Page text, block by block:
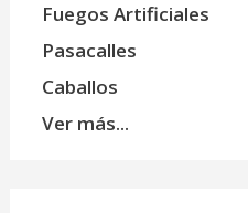
Fuegos Artificiales
Pasacalles
Caballos
Ver más...